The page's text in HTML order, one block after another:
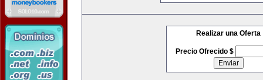
Realizar una Oferta
Precio Ofrecido $